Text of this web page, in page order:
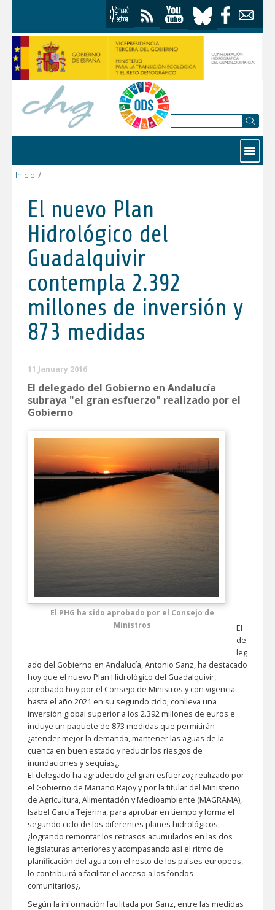
Contactar
Inicio /
El nuevo Plan
Hidrológico del
Guadalquivir
contempla 2.392
millones de inversión y
873 medidas
11 January 2016
El delegado del Gobierno en Andalucía
subraya "el gran esfuerzo" realizado por el
Gobierno
El PHG ha sido aprobado por el Consejo de
Ministros
El
de
leg
ado del Gobierno en Andalucía, Antonio Sanz, ha destacado
hoy que el nuevo Plan Hidrológico del Guadalquivir,
aprobado hoy por el Consejo de Ministros y con vigencia
hasta el año 2021 en su segundo ciclo, conlleva una
inversión global superior a los 2.392 millones de euros e
incluye un paquete de 873 medidas que permitirán
¿atender mejor la demanda, mantener las aguas de la
cuenca en buen estado y reducir los riesgos de
inundaciones y sequías¿.
El delegado ha agradecido ¿el gran esfuerzo¿ realizado por
el Gobierno de Mariano Rajoy y por la titular del Ministerio
de Agricultura, Alimentación y Medioambiente (MAGRAMA),
Isabel García Tejerina, para aprobar en tiempo y forma el
segundo ciclo de los diferentes planes hidrológicos,
¿logrando remontar los retrasos acumulados en las dos
legislaturas anteriores y acompasando así el ritmo de
planificación del agua con el resto de los países europeos,
lo contribuirá a facilitar el acceso a los fondos
comunitarios¿.
Según la información facilitada por Sanz, entre las medidas